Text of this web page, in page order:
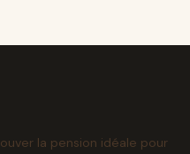
la pension idéale pour